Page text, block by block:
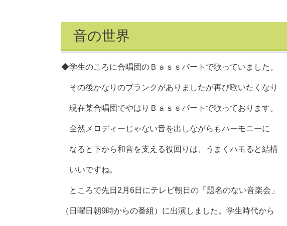
音の世界
◆学生のころに合唱団のＢａｓｓパートで歌っていました。
その後かなりのブランクがありましたが再び歌いたくなり
現在某合唱団でやはりＢａｓｓパートで歌っております。
全然メロディーじゃない音を出しながらもハーモニーに
なると下から和音を支える役回りは、うまくハモると結構
いいですね。
ところで先日2月6日にテレビ朝日の「題名のない音楽会」
（日曜日朝9時からの番組）に出演しました。学生時代から